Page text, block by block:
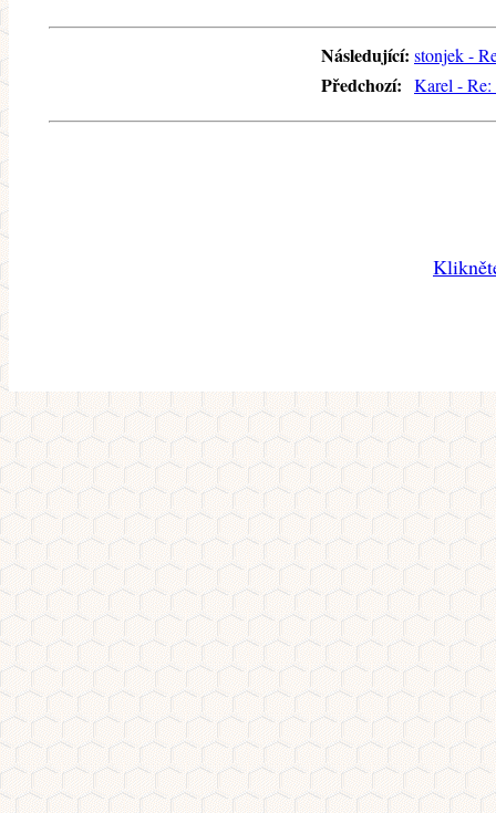
Následující: stonjek -
Předchozí: Karel -